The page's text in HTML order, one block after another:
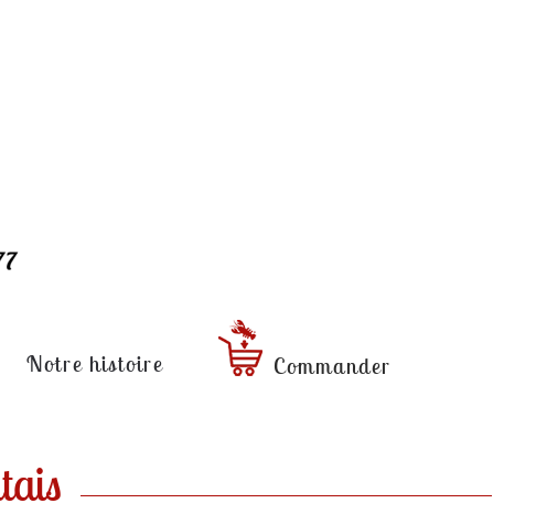
Notre histoire Commander